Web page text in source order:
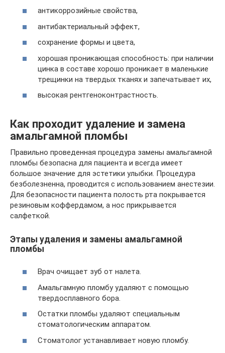
антикоррозийные свойства,
антибактериальный эффект,
сохранение формы и цвета,
хорошая проникающая способность: при наличии
цинка в составе хорошо проникает в маленькие
трещинки на твердых тканях и запечатывает их,
высокая рентгеноконтрастность.
Как проходит удаление и замена
амальгамной пломбы
Правильно проведенная процедура замены амальгамной
пломбы безопасна для пациента и всегда имеет
большое значение для эстетики улыбки. Процедура
безболезненна, проводится с использованием анестезии.
Для безопасности пациента полость рта покрывается
резиновым коффердамом, а нос прикрывается
салфеткой.
Этапы удаления и замены амальгамной
пломбы
Врач очищает зуб от налета.
Амальгамную пломбу удаляют с помощью
твердосплавного бора.
Остатки пломбы удаляют специальным
стоматологическим аппаратом.
Стоматолог устанавливает новую пломбу.